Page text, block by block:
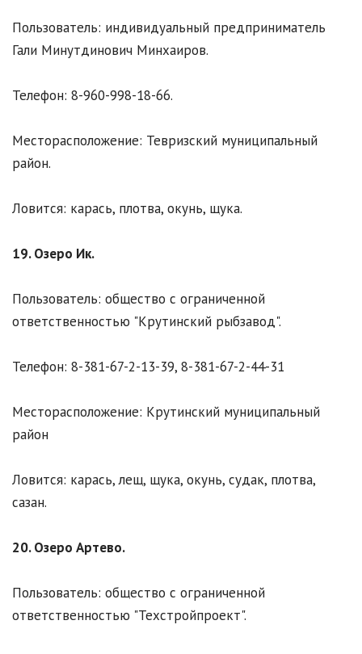
Пользователь: индивидуальный предприниматель
Гали Минутдинович Минхаиров.
Телефон: 8-960-998-18-66.
Месторасположение: Тевризский муниципальный
район.
Ловится: карась, плотва, окунь, щука.
19. Озеро Ик.
Пользователь: общество с ограниченной
ответственностью "Крутинский рыбзавод".
Телефон: 8-381-67-2-13-39, 8-381-67-2-44-31
Месторасположение: Крутинский муниципальный
район
Ловится: карась, лещ, щука, окунь, судак, плотва,
сазан.
20. Озеро Артево.
Пользователь: общество с ограниченной
ответственностью "Техстройпроект".